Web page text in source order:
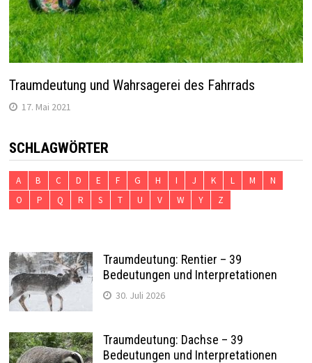
Traumdeutung und Wahrsagerei des Fahrrads
17. Mai 2021
SCHLAGWÖRTER
A B C D E F G H I J K L M
N
O
P Q R S T U V W Y Z
Traumdeutung: Rentier – 39
Bedeutungen und Interpretationen
30. Juli 2026
Traumdeutung: Dachse – 39
Bedeutungen und Interpretationen